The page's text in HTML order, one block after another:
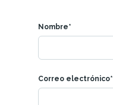
Nombre*
Correo electrónico*